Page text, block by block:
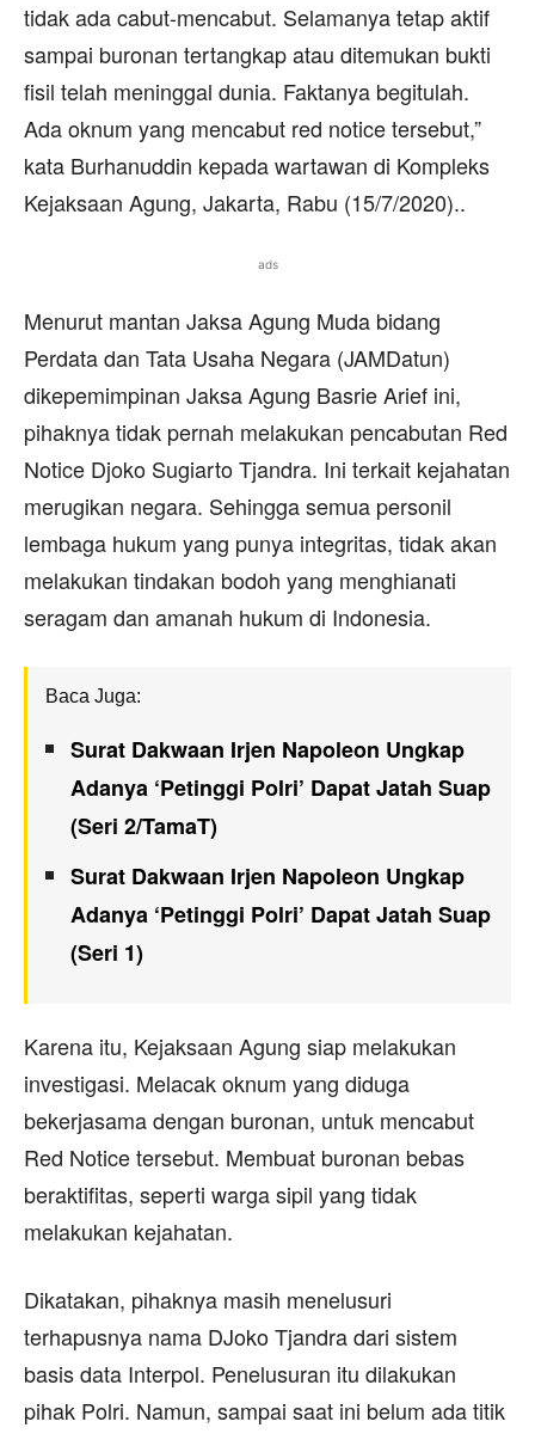
tidak ada cabut-mencabut. Selamanya tetap aktif
sampai buronan tertangkap atau ditemukan bukti
fisil telah meninggal dunia. Faktanya begitulah.
Ada oknum yang mencabut red notice tersebut,”
kata Burhanuddin kepada wartawan di Kompleks
Kejaksaan Agung, Jakarta, Rabu (15/7/2020)..
ads
Menurut mantan Jaksa Agung Muda bidang
Perdata dan Tata Usaha Negara (JAMDatun)
dikepemimpinan Jaksa Agung Basrie Arief ini,
pihaknya tidak pernah melakukan pencabutan Red
Notice Djoko Sugiarto Tjandra. Ini terkait kejahatan
merugikan negara. Sehingga semua personil
lembaga hukum yang punya integritas, tidak akan
melakukan tindakan bodoh yang menghianati
seragam dan amanah hukum di Indonesia.
Baca Juga:
Surat Dakwaan Irjen Napoleon Ungkap
Adanya ‘Petinggi Polri’ Dapat Jatah Suap
(Seri 2/TamaT)
Surat Dakwaan Irjen Napoleon Ungkap
Adanya ‘Petinggi Polri’ Dapat Jatah Suap
(Seri 1)
Karena itu, Kejaksaan Agung siap melakukan
investigasi. Melacak oknum yang diduga
bekerjasama dengan buronan, untuk mencabut
Red Notice tersebut. Membuat buronan bebas
beraktifitas, seperti warga sipil yang tidak
melakukan kejahatan.
Dikatakan, pihaknya masih menelusuri
terhapusnya nama DJoko Tjandra dari sistem
basis data Interpol. Penelusuran itu dilakukan
pihak Polri. Namun, sampai saat ini belum ada titik